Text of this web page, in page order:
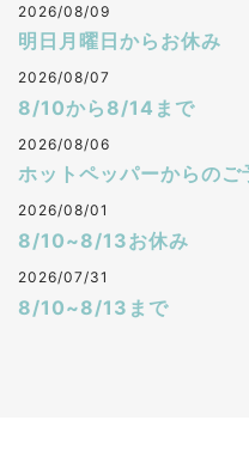
2026/08/09
明日月曜日からお休み
2026/08/07
8/10から8/14まで
2026/08/06
ホットペッパーからのご
2026/08/01
8/10~8/13お休み
2026/07/31
8/10~8/13まで